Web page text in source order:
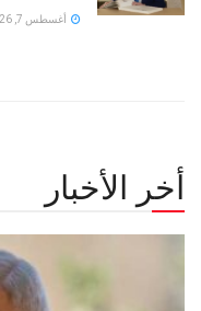
أغسطس 7, 2026
أخر الأخبار